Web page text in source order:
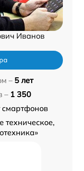
Иванов
– 5 лет
– 1 350
смартфонов
техническое,